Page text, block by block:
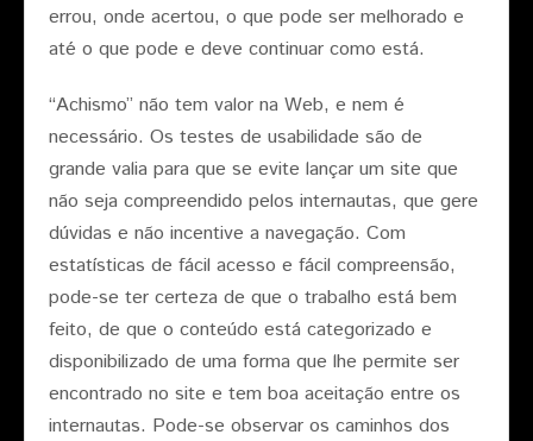
errou, onde acertou, o que pode ser melhorado e
até o que pode e deve continuar como está.
“Achismo” não tem valor na Web, e nem é
necessário. Os testes de usabilidade são de
grande valia para que se evite lançar um site que
não seja compreendido pelos internautas, que gere
dúvidas e não incentive a navegação. Com
estatísticas de fácil acesso e fácil compreensão,
pode-se ter certeza de que o trabalho está bem
feito, de que o conteúdo está categorizado e
disponibilizado de uma forma que lhe permite ser
encontrado no site e tem boa aceitação entre os
internautas. Pode-se observar os caminhos dos